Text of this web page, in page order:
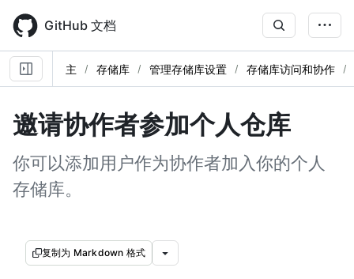
main
content
GitHub 文档
主 存储库 管理存储库设置 存储库访问和协作
邀请协作者参加个人仓库
你可以添加用户作为协作者加入你的个人
存储库。
复制为 Markdown 格式